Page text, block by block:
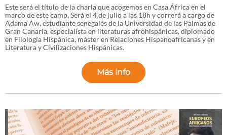
Este será el título de la charla que acogemos en Casa África en el
marco de este camp. Será el 4 de julio a las 18h y correrá a cargo de
Adama Aw, estudiante senegalés de la Universidad de las Palmas de
Gran Canaria, especialista en literaturas afrohispánicas, diplomado
en Filología Hispánica, máster en Relaciones Hispanoafricanas y en
Literatura y Civilizaciones Hispánicas.
Más info